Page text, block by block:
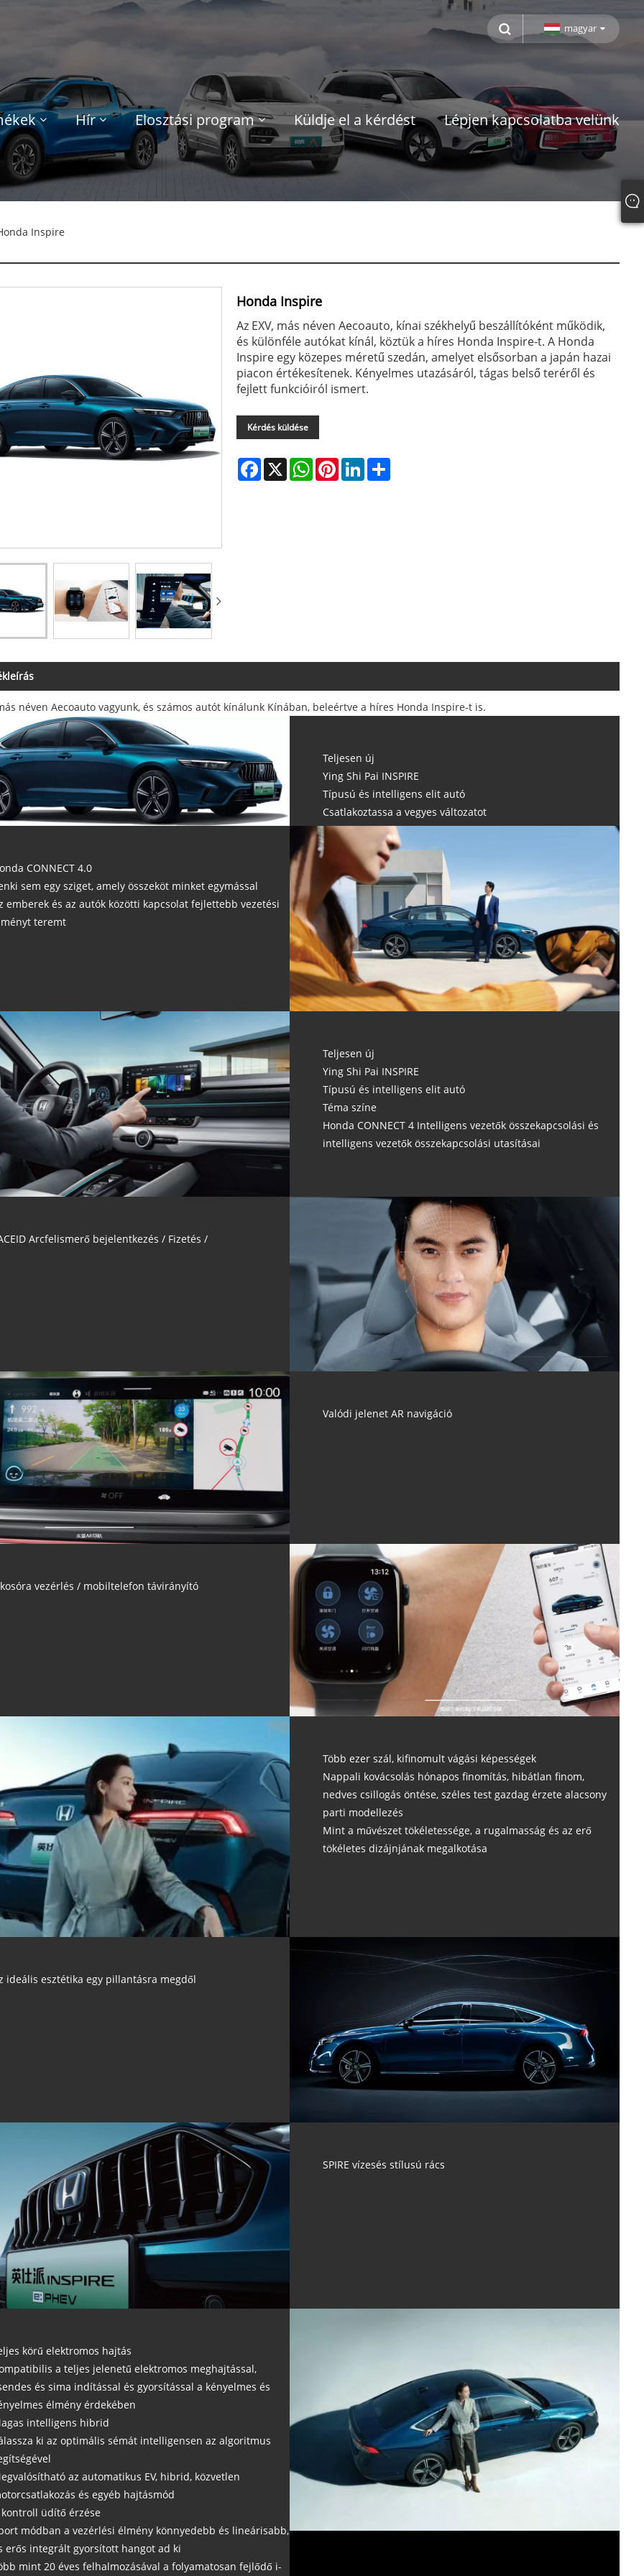
magyar
Hír Elosztási program Küldje el a kérdést Lépjen kapcsolatba velünk
Inspire
Honda Inspire
Az EXV, más néven Aecoauto, kínai székhelyű beszállítóként működik,
és különféle autókat kínál, köztük a híres Honda Inspire-t. A Honda
Inspire egy közepes méretű szedán, amelyet elsősorban a japán hazai
piacon értékesítenek. Kényelmes utazásáról, tágas belső teréről és
fejlett funkcióiról ismert.
Kérdés küldése
Facebook
X WhatsApp
PinterestLinkedIn
néven Aecoauto vagyunk, és számos autót kínálunk Kínában, beleértve a híres Honda Inspire-t is.
Teljesen új
Ying Shi Pai INSPIRE
Típusú és intelligens elit autó
Csatlakoztassa a vegyes változatot
CONNECT 4.0
sem egy sziget, amely összeköt minket egymással
emberek és az autók közötti kapcsolat fejlettebb vezetési
teremt
Teljesen új
Ying Shi Pai INSPIRE
Típusú és intelligens elit autó
Téma színe
Honda CONNECT 4 Intelligens vezetők összekapcsolási és
intelligens vezetők összekapcsolási utasításai
Arcfelismerő bejelentkezés / Fizetés /
Valódi jelenet AR navigáció
vezérlés / mobiltelefon távirányító
Több ezer szál, kifinomult vágási képességek
Nappali kovácsolás hónapos finomítás, hibátlan finom,
nedves csillogás öntése, széles test gazdag érzete alacsony
parti modellezés
Mint a művészet tökéletessége, a rugalmasság és az erő
tökéletes dizájnjának megalkotása
ideális esztétika egy pillantásra megdől
SPIRE vízesés stílusú rács
körű elektromos hajtás
a teljes jelenetű elektromos meghajtással,
és sima indítással és gyorsítással a kényelmes és
élmény érdekében
intelligens hibrid
ki az optimális sémát intelligensen az algoritmus
az automatikus EV, hibrid, közvetlen
és egyéb hajtásmód
kontroll üdítő érzése
módban a vezérlési élmény könnyedebb és lineárisabb,
erős integrált gyorsított hangot ad ki
mint 20 éves felhalmozásával a folyamatosan fejlődő i-